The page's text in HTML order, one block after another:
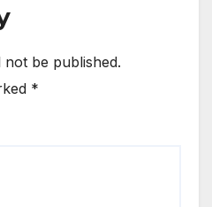
not be published.
*